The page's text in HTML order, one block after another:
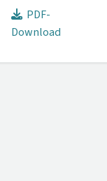
PDF-
Download